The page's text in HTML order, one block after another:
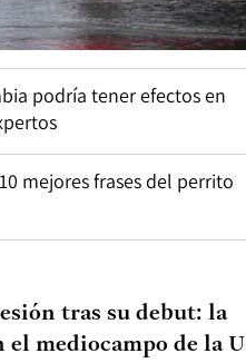
podría tener efectos en
mejores frases del perrito
tras su debut: la
el mediocampo de la U